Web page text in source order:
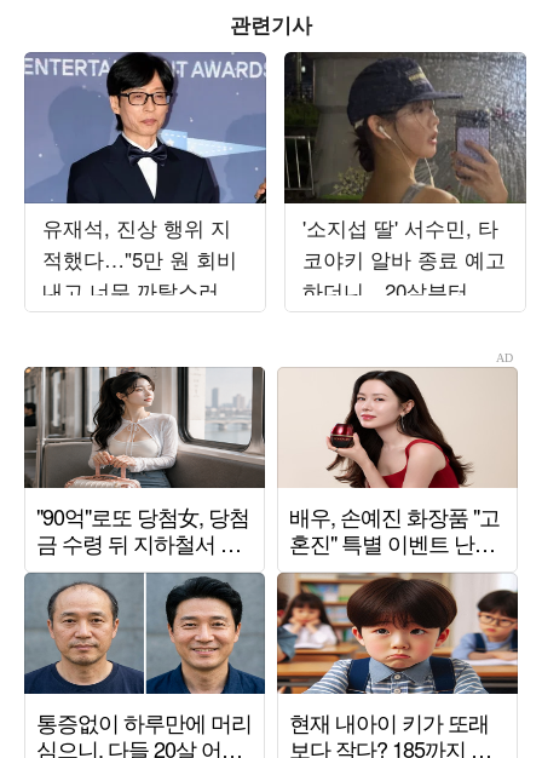
관련기사
유재석, 진상 행위 지
적했다…"5만 원 회비
내고 너무 까탈스러워"
향수 냄새에 고통 ('놀
'소지섭 딸' 서수민, 타
코야키 알바 종료 예고
하더니…20살부터 몸
매 관리